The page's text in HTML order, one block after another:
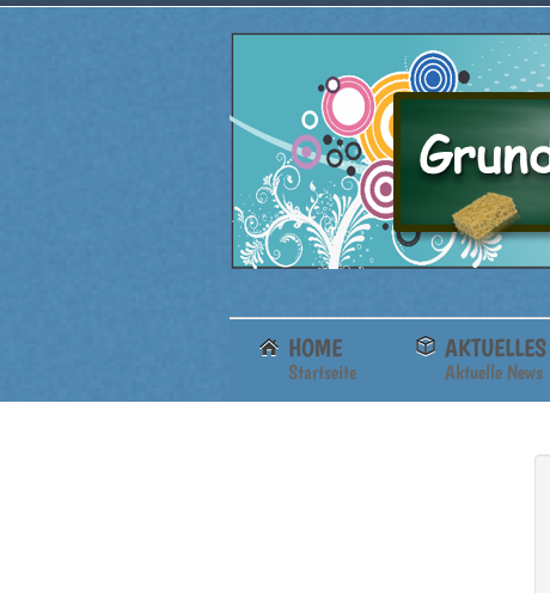
HOME
Startseite
AKTUELLES
Aktuelle News